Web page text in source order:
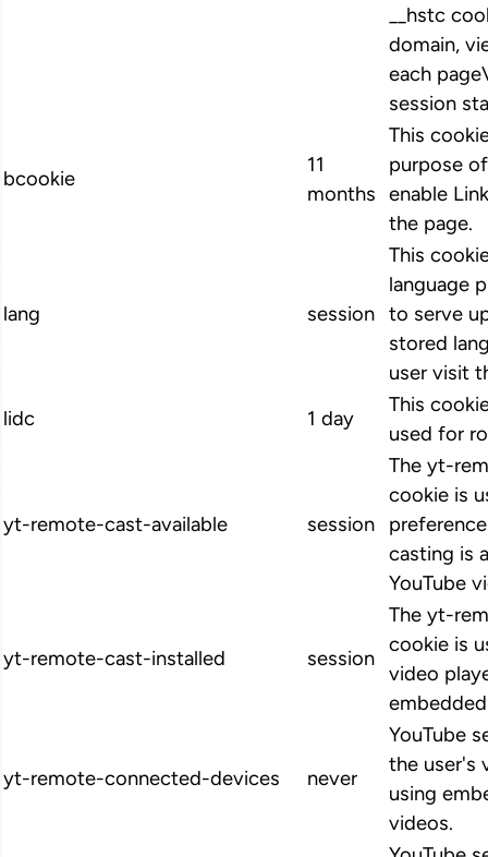
__hstc
domain,
each
session
bcookie
11
months
This
purpose
enable
the page.
lang session
This
language
to serve
stored
user visit
lidc
1 day
This
used for
yt-remote-cast-available session
The yt-
cookie is
casting is
YouTube
yt-remote-cast-installed session
The yt-
cookie is
video
yt-remote-connected-devices never
YouTube
the user's
using
videos.